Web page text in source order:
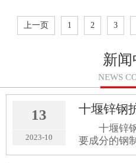
上一页 1 2 3
新
NEWS
13
2023-10
十堰锌钢
十堰锌钢
要成分的钢
势与特点，